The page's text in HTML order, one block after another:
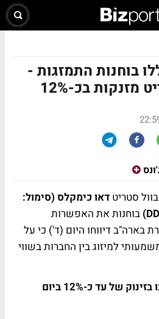
בוחנות התמזגות -
מזנקות בכ-12%
סטריט דאו כימקלס (סימול:
בוחנות את האפשרות
בארה"ב דיווחו היום (ד') כי על
למיזוג בין החברות בשווי
מניות שתי החברות הגיבו בזינוק של עד כ-12% ביום